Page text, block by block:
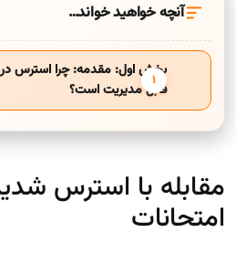
آنچه خواهید خواند…
بخش اول: مقدمه: چرا استرس در
قابل مدیریت است؟
مقابله با استرس
امتحانات